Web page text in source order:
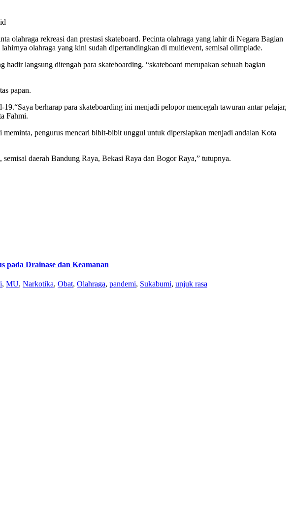
olahraga rekreasi dan prestasi skateboard. Pecinta olahraga yang lahir di Negara Bagian
olahraga yang kini sudah dipertandingkan di multievent, semisal olimpiade.
langsung ditengah para skateboarding. “skateboard merupakan sebuah bagian
papan.
berharap para skateboarding ini menjadi pelopor mencegah tawuran antar pelajar,
Fahmi.
pengurus mencari bibit-bibit unggul untuk dipersiapkan menjadi andalan Kota
daerah Bandung Raya, Bekasi Raya dan Bogor Raya,” tutupnya.
pada Drainase dan Keamanan
, MU, Narkotika, Obat, Olahraga, pandemi, Sukabumi, unjuk rasa